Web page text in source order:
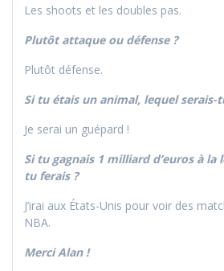
Les shoots et les doubles pas.
Plutôt attaque ou défense ?
Plutôt défense.
Si tu étais un animal, lequel serais-
Je serai un guépard !
Si tu gagnais 1 milliard d’euros à la
tu ferais ?
J’irai aux États-Unis pour voir des
NBA.
Merci Alan !